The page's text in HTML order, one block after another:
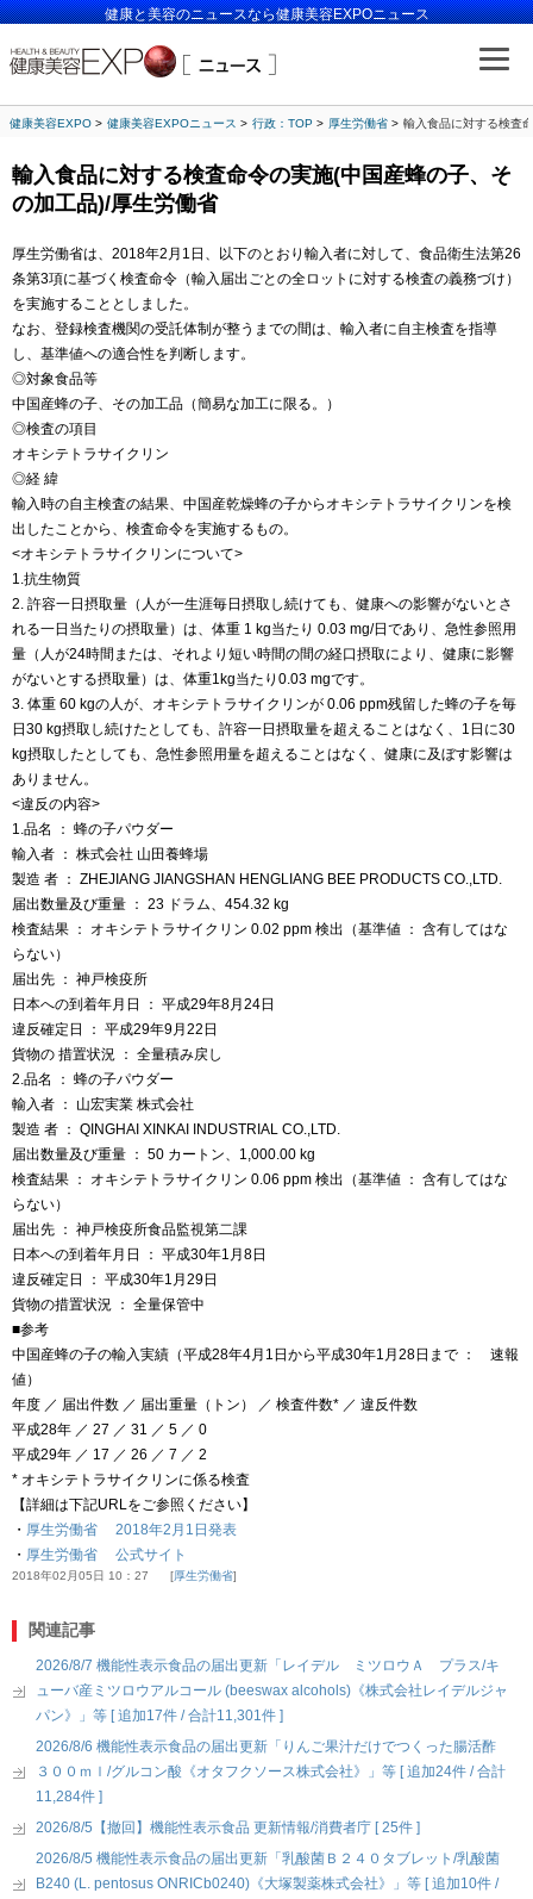
健康と美容のニュースなら健康美容EXPOニュース
健康美容EXPO 健康美容EXPOニュース 行政：TOP 厚生労働省 輸入食品に対する検査
輸入食品に対する検査命令の実施(中国産蜂の子、そ
の加工品)/厚生労働省
厚生労働省は、2018年2月1日、以下のとおり輸入者に対して、食品衛生法第26
条第3項に基づく検査命令（輸入届出ごとの全ロットに対する検査の義務づけ）
を実施することとしました。
なお、登録検査機関の受託体制が整うまでの間は、輸入者に自主検査を指導
し、基準値への適合性を判断します。
◎対象食品等
中国産蜂の子、その加工品（簡易な加工に限る。）
◎検査の項目
オキシテトラサイクリン
◎経 緯
輸入時の自主検査の結果、中国産乾燥蜂の子からオキシテトラサイクリンを検
出したことから、検査命令を実施するもの。
<オキシテトラサイクリンについて>
1.抗生物質
2. 許容一日摂取量（人が一生涯毎日摂取し続けても、健康への影響がないとさ
れる一日当たりの摂取量）は、体重 1 kg当たり 0.03 mg/日であり、急性参照用
量（人が24時間または、それより短い時間の間の経口摂取により、健康に影響
がないとする摂取量）は、体重1kg当たり0.03 mgです。
3. 体重 60 kgの人が、オキシテトラサイクリンが 0.06 ppm残留した蜂の子を毎
日30 kg摂取し続けたとしても、許容一日摂取量を超えることはなく、1日に30
kg摂取したとしても、急性参照用量を超えることはなく、健康に及ぼす影響は
ありません。
<違反の内容>
1.品名 ： 蜂の子パウダー
輸入者 ： 株式会社 山田養蜂場
製造 者 ： ZHEJIANG JIANGSHAN HENGLIANG BEE PRODUCTS CO.,LTD.
届出数量及び重量 ： 23 ドラム、454.32 kg
検査結果 ： オキシテトラサイクリン 0.02 ppm 検出（基準値 ： 含有してはな
らない）
届出先 ： 神戸検疫所
日本への到着年月日 ： 平成29年8月24日
違反確定日 ： 平成29年9月22日
貨物の 措置状況 ： 全量積み戻し
2.品名 ： 蜂の子パウダー
輸入者 ： 山宏実業 株式会社
製造 者 ： QINGHAI XINKAI INDUSTRIAL CO.,LTD.
届出数量及び重量 ： 50 カートン、1,000.00 kg
検査結果 ： オキシテトラサイクリン 0.06 ppm 検出（基準値 ： 含有してはな
らない）
届出先 ： 神戸検疫所食品監視第二課
日本への到着年月日 ： 平成30年1月8日
違反確定日 ： 平成30年1月29日
貨物の措置状況 ： 全量保管中
■参考
中国産蜂の子の輸入実績（平成28年4月1日から平成30年1月28日まで ： 速報
値）
年度 ／ 届出件数 ／ 届出重量（トン） ／ 検査件数* ／ 違反件数
平成28年 ／ 27 ／ 31 ／ 5 ／ 0
平成29年 ／ 17 ／ 26 ／ 7 ／ 2
* オキシテトラサイクリンに係る検査
【詳細は下記URLをご参照ください】
・ 厚生労働省 2018年2月1日発表
・ 厚生労働省 公式サイト
2018年02月05日 10：27 厚生労働省
関連記事
2026/8/7 機能性表示食品の届出更新「レイデル ミツロウＡ プラス/キ
ューバ産ミツロウアルコール (beeswax alcohols)《株式会社レイデルジャ
パン》」等 [ 追加17件 / 合計11,301件 ]
2026/8/6 機能性表示食品の届出更新「りんご果汁だけでつくった腸活酢
３００ｍｌ/グルコン酸《オタフクソース株式会社》」等 [ 追加24件 / 合計
11,284件 ]
2026/8/5【撤回】機能性表示食品 更新情報/消費者庁 [ 25件 ]
2026/8/5 機能性表示食品の届出更新「乳酸菌Ｂ２４０タブレット/乳酸菌
B240 (L. pentosus ONRICb0240)《大塚製薬株式会社》」等 [ 追加10件 /